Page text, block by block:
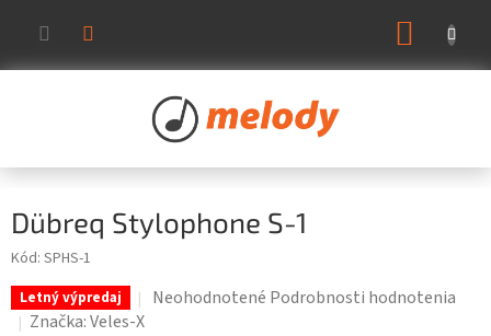
obsah
Dübreq Stylophone S-1
Kód: SPHS-1
Letný výpredaj
Priemerné
Neohodnotené Podrobnosti hodnotenia
Značka:Veles-X